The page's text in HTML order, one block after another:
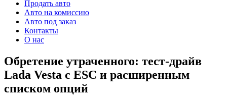
Продать авто
Авто на комиссию
Авто под заказ
Контакты
О нас
Обретение утраченного: тест-драйв
Lada Vesta с ESC и расширенным
списком опций